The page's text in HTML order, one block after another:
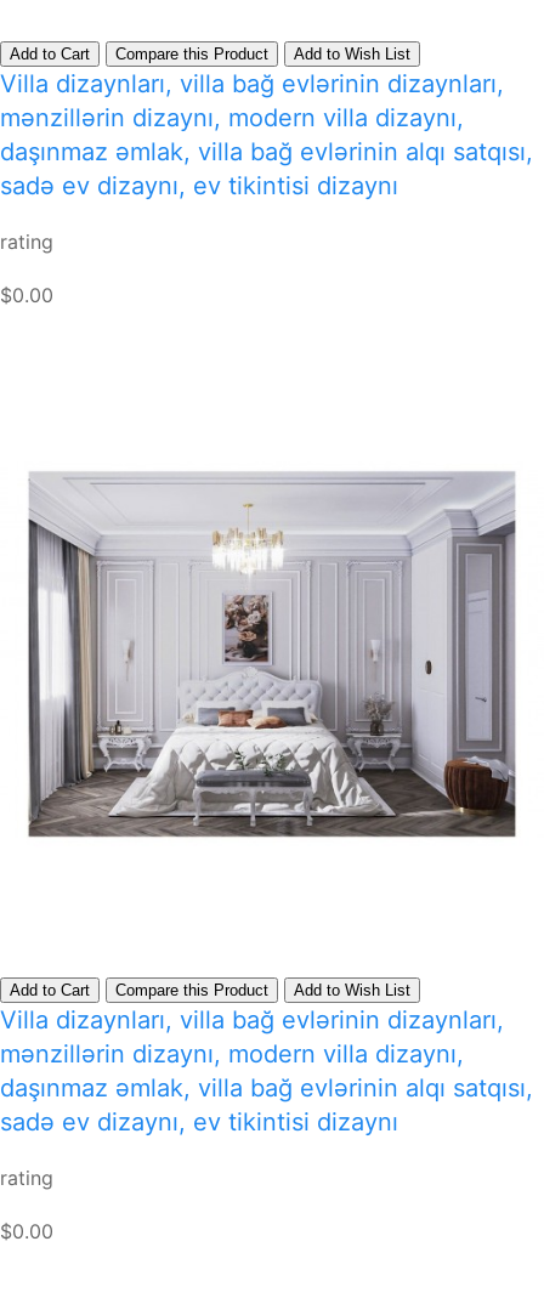
Add to Cart Compare this Product Add to Wish List
Villa dizaynları, villa bağ evlərinin dizaynları,
mənzillərin dizaynı, modern villa dizaynı,
daşınmaz əmlak, villa bağ evlərinin alqı satqısı,
sadə ev dizaynı, ev tikintisi dizaynı
rating
$0.00
Add to Cart Compare this Product Add to Wish List
Villa dizaynları, villa bağ evlərinin dizaynları,
mənzillərin dizaynı, modern villa dizaynı,
daşınmaz əmlak, villa bağ evlərinin alqı satqısı,
sadə ev dizaynı, ev tikintisi dizaynı
rating
$0.00